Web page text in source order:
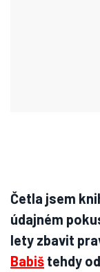
Četla jsem
údajném
lety zbavit
Babiš tehdy